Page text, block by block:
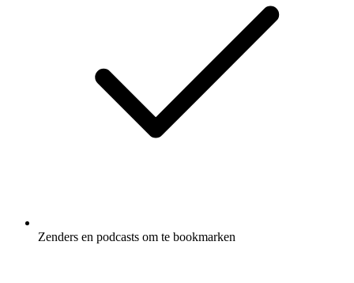
Zenders en podcasts om te bookmarken